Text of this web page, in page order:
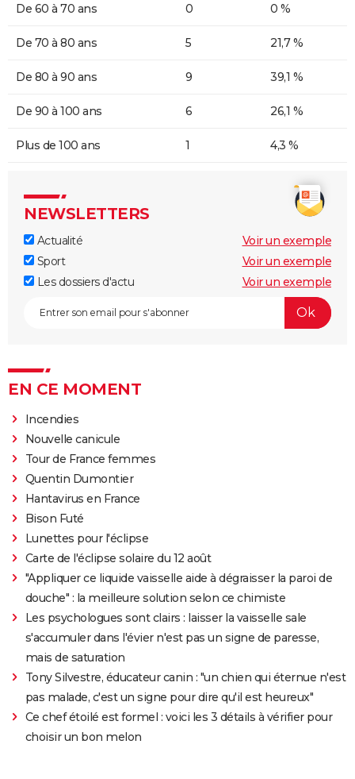
De 60 à 70 ans 0 0 %
De 70 à 80 ans 5 21,7 %
De 80 à 90 ans 9 39,1 %
De 90 à 100 ans 6 26,1 %
Plus de 100 ans 1 4,3 %
NEWSLETTERS
Actualité
Voir un exemple
Sport
Voir un exemple
Les dossiers d'actu
Voir un exemple
EN CE MOMENT
Incendies
Nouvelle canicule
Tour de France femmes
Quentin Dumontier
Hantavirus en France
Bison Futé
Lunettes pour l'éclipse
Carte de l'éclipse solaire du 12 août
"Appliquer ce liquide vaisselle aide à dégraisser la paroi de
douche" : la meilleure solution selon ce chimiste
Les psychologues sont clairs : laisser la vaisselle sale
s'accumuler dans l'évier n'est pas un signe de paresse,
mais de saturation
Tony Silvestre, éducateur canin : "un chien qui éternue n'est
pas malade, c'est un signe pour dire qu'il est heureux"
Ce chef étoilé est formel : voici les 3 détails à vérifier pour
choisir un bon melon